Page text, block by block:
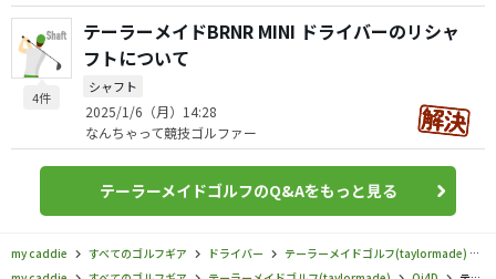
4件
テーラーメイドBRNR MINI ドライバーのリシャ
フトについて
シャフト
2025/1/6（月）14:28
なんちゃって競技ゴルファー
テーラーメイドゴルフのQ&Aをもっと見る
my caddie すべてのゴルフギア ドライバー テーラーメイドゴルフ(taylormade)